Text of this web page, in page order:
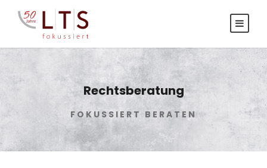
Rechtsberatung
FOKUSSIERT BERATEN